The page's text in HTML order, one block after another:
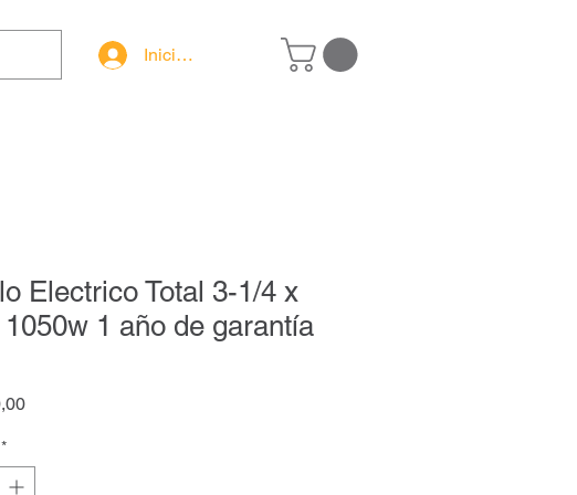
Iniciar sesión
Electrico Total 3-1/4 x
1 año de garantía
Precio
*